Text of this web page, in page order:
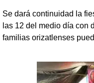
Se dará continuidad la
las 12 del medio día con
familias orizatlenses